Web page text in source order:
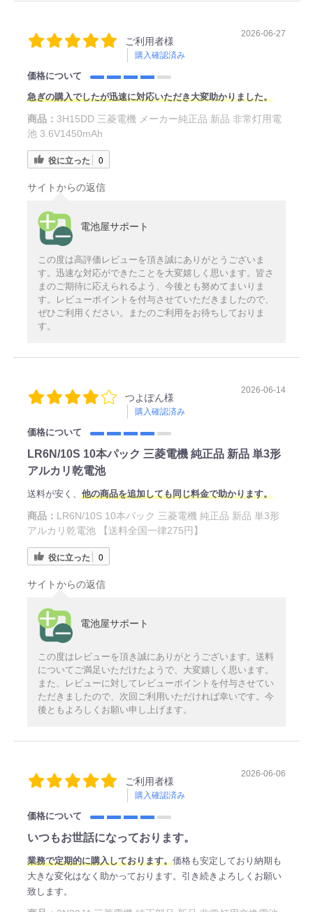
ご利用者様
購入確認済み
2026-06-27
価格について
急ぎの購入でしたが迅速に対応いただき大変助かりました。
商品： 3H15DD 三菱電機 メーカー純正品 新品 非常灯用電
池 3.6V1450mAh
役に立った 0
サイトからの返信
電池屋サポート
この度は高評価レビューを頂き誠にありがとうございま
す。迅速な対応ができたことを大変嬉しく思います。皆さ
まのご期待に応えられるよう、今後とも努めてまいりま
す。レビューポイントを付与させていただきましたので、
ぜひご利用ください。またのご利用をお待ちしておりま
す。
つよぽん様
購入確認済み
2026-06-14
価格について
LR6N/10S 10本パック 三菱電機 純正品 新品 単3形
アルカリ乾電池
送料が安く、 他の商品を追加しても同じ料金で助かります。
商品： LR6N/10S 10本パック 三菱電機 純正品 新品 単3形
アルカリ乾電池 【送料全国一律275円】
役に立った 0
サイトからの返信
電池屋サポート
この度はレビューを頂き誠にありがとうございます。送料
についてご満足いただけたようで、大変嬉しく思います。
また、レビューに対してレビューポイントを付与させてい
ただきましたので、次回ご利用いただければ幸いです。今
後ともよろしくお願い申し上げます。
ご利用者様
購入確認済み
2026-06-06
価格について
いつもお世話になっております。
業務で定期的に購入しております。価格も安定しており納期も
大きな変化はなく助かっております。引き続きよろしくお願い
致します。